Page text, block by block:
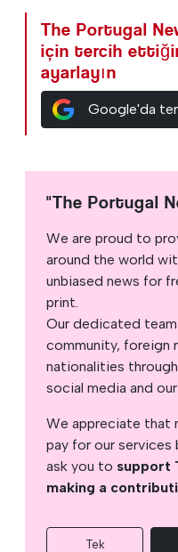
The Portugal
için tercih
ayarlayın
Google'da
"The Portugal
We are proud to
around the world
unbiased news for
print.
Our dedicated
community, foreign
nationalities
social media and
We appreciate that
pay for our services
ask you to support
making a
Tek